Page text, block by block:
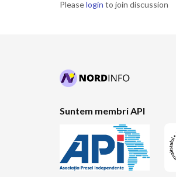
Pleaselogin to join discussion
Suntem membri API